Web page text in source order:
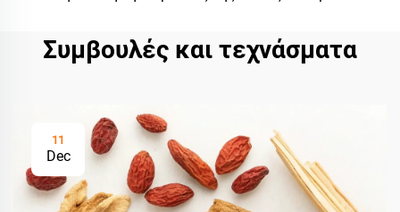
Συμβουλές και τεχνάσματα
11
Dec